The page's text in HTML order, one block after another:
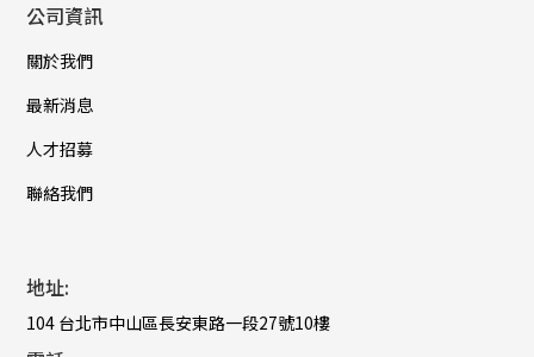
公司資訊
關於我們
最新消息
人才招募
聯絡我們
地址:
104 台北市中山區長安東路一段27號10樓